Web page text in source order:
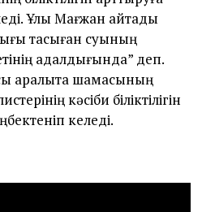
Ұлы Мағжан айтады
тасыған суының
адалдығында” деп.
аралықта шамасының
кәсіби біліктілігін
келеді.